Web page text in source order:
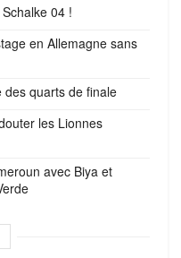
04 !
en Allemagne sans
des quarts de finale
les Lionnes
avec Biya et